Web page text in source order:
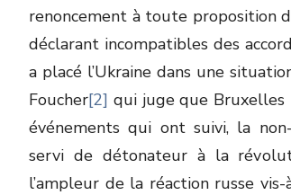
renoncement à toute proposition
déclarant incompatibles des
a placé l’Ukraine dans une
Foucher[2] qui juge que Bruxelles
événements qui ont suivi, la non-
servi de détonateur à la
l’ampleur de la réaction russe